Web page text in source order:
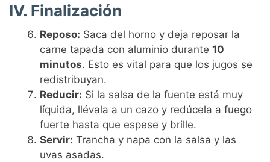
IV. Finalización
Reposo: Saca del horno y deja reposar la
carne tapada con aluminio durante10
minutos. Esto es vital para que los jugos se
redistribuyan.
Reducir: Si la salsa de la fuente está muy
líquida, llévala a un cazo y redúcela a fuego
fuerte hasta que espese y brille.
Servir: Trancha y napa con la salsa y las
uvas asadas.